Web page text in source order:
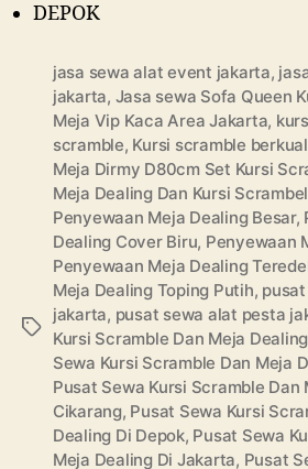
DEPOK
Tags
jasa sewa alat event jakarta,
jakarta, Jasa sewa Sofa Queen
Meja Vip Kaca Area Jakarta,
scramble, Kursi scramble
Meja Dirmy D80cm Set Kursi
Meja Dealing Dan Kursi
Penyewaan Meja Dealing Besar,
Dealing Cover Biru, Penyewaan
Penyewaan Meja Dealing
Meja Dealing Toping Putih,
jakarta, pusat sewa alat pesta
Kursi Scramble Dan Meja
Sewa Kursi Scramble Dan Meja
Pusat Sewa Kursi Scramble Dan
Cikarang, Pusat Sewa Kursi
Dealing Di Depok, Pusat Sewa
Meja Dealing Di Jakarta, Pusat